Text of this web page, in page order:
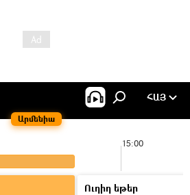
Արմենիա
ՀԱՅ
15:00
Ուղիղ եթեր